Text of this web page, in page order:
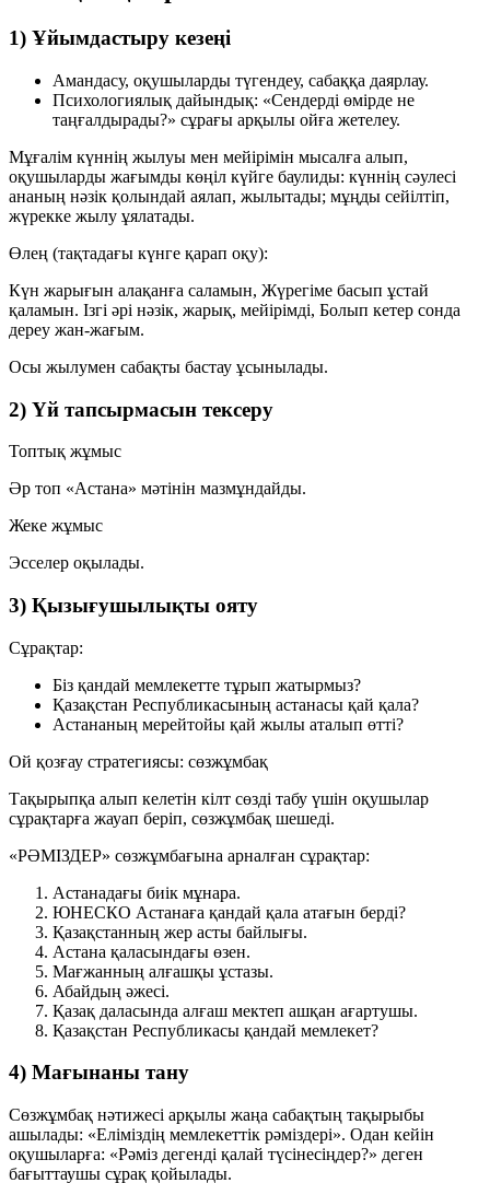
1) Ұйымдастыру кезеңі
Амандасу, оқушыларды түгендеу, сабаққа даярлау.
Психологиялық дайындық: «Сендерді өмірде не
таңғалдырады?» сұрағы арқылы ойға жетелеу.
Мұғалім күннің жылуы мен мейірімін мысалға алып,
оқушыларды жағымды көңіл күйге баулиды: күннің сәулесі
ананың нәзік қолындай аялап, жылытады; мұңды сейілтіп,
жүрекке жылу ұялатады.
Өлең (тақтадағы күнге қарап оқу):
Күн жарығын алақанға саламын, Жүрегіме басып ұстай
қаламын. Ізгі әрі нәзік, жарық, мейірімді, Болып кетер сонда
дереу жан-жағым.
Осы жылумен сабақты бастау ұсынылады.
2) Үй тапсырмасын тексеру
Топтық жұмыс
Әр топ «Астана» мәтінін мазмұндайды.
Жеке жұмыс
Эсселер оқылады.
3) Қызығушылықты ояту
Сұрақтар:
Біз қандай мемлекетте тұрып жатырмыз?
Қазақстан Республикасының астанасы қай қала?
Астананың мерейтойы қай жылы аталып өтті?
Ой қозғау стратегиясы: сөзжұмбақ
Тақырыпқа алып келетін кілт сөзді табу үшін оқушылар
сұрақтарға жауап беріп, сөзжұмбақ шешеді.
«РӘМІЗДЕР» сөзжұмбағына арналған сұрақтар:
Астанадағы биік мұнара.
ЮНЕСКО Астанаға қандай қала атағын берді?
Қазақстанның жер асты байлығы.
Астана қаласындағы өзен.
Мағжанның алғашқы ұстазы.
Абайдың әжесі.
Қазақ даласында алғаш мектеп ашқан ағартушы.
Қазақстан Республикасы қандай мемлекет?
4) Мағынаны тану
Сөзжұмбақ нәтижесі арқылы жаңа сабақтың тақырыбы
ашылады: «Еліміздің мемлекеттік рәміздері». Одан кейін
оқушыларға: «Рәміз дегенді қалай түсінесіңдер?» деген
бағыттаушы сұрақ қойылады.